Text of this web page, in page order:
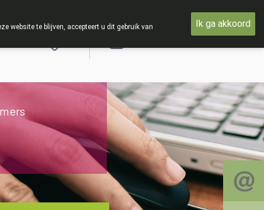
website te blijven, accepteert u dit gebruik van
Ik ga akkoord